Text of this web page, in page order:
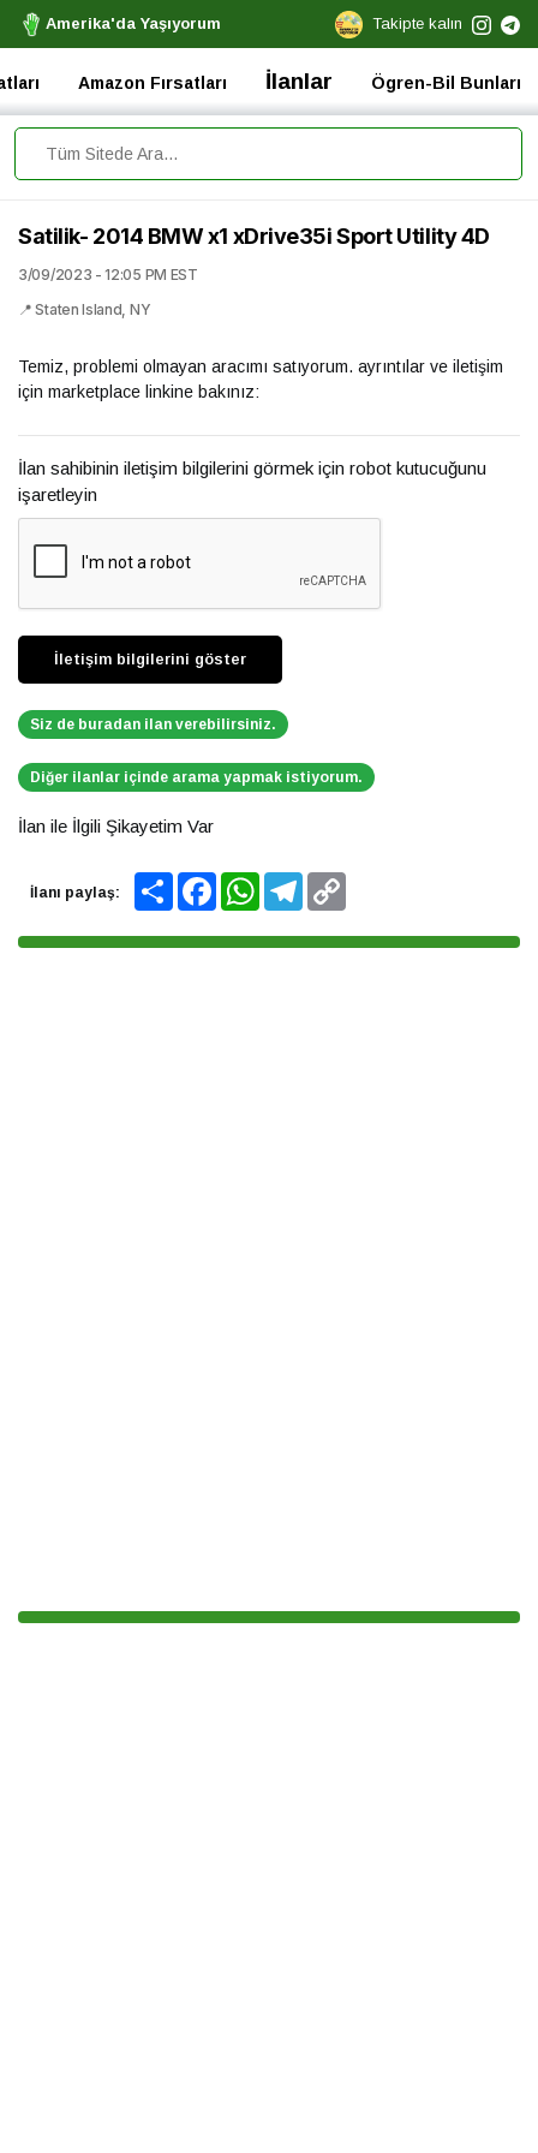
Amerika'da Yaşıyorum Takipte kalın
Amazon Fırsatları İlanlar Ögren-Bil Bunları
Satilik- 2014 BMW x1 xDrive35i Sport Utility 4D
3/09/2023 - 12:05 PM EST
📍 Staten Island, NY
Temiz, problemi olmayan aracımı satıyorum. ayrıntılar ve iletişim
için marketplace linkine bakınız:
İlan sahibinin iletişim bilgilerini görmek için robot kutucuğunu
işaretleyin
Siz de buradan ilan verebilirsiniz.
Diğer ilanlar içinde arama yapmak istiyorum.
İlan ile İlgili Şikayetim Var
İlanı paylaş:
Share FacebookWhatsApp
Telegram